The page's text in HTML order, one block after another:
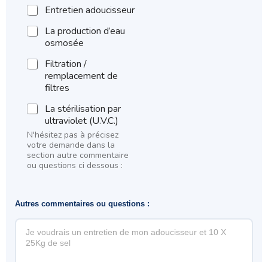
Entretien adoucisseur
La production d’eau
osmosée
Filtration /
remplacement de
filtres
La stérilisation par
ultraviolet (U.V.C.)
N'hésitez pas à précisez
votre demande dans la
section autre commentaire
ou questions ci dessous :
Autres commentaires ou questions :